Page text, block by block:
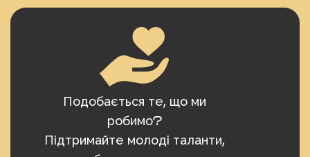
Подобається те, що ми
робимо?
Підтримайте молоді таланти,